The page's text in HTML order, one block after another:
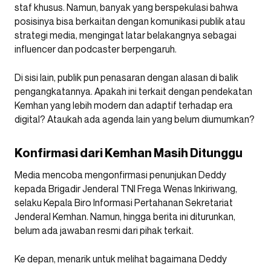
staf khusus. Namun, banyak yang berspekulasi bahwa
posisinya bisa berkaitan dengan komunikasi publik atau
strategi media, mengingat latar belakangnya sebagai
influencer dan podcaster berpengaruh.
Di sisi lain, publik pun penasaran dengan alasan di balik
pengangkatannya. Apakah ini terkait dengan pendekatan
Kemhan yang lebih modern dan adaptif terhadap era
digital? Ataukah ada agenda lain yang belum diumumkan?
Konfirmasi dari Kemhan Masih Ditunggu
Media mencoba mengonfirmasi penunjukan Deddy
kepada Brigadir Jenderal TNI Frega Wenas Inkiriwang,
selaku Kepala Biro Informasi Pertahanan Sekretariat
Jenderal Kemhan. Namun, hingga berita ini diturunkan,
belum ada jawaban resmi dari pihak terkait.
Ke depan, menarik untuk melihat bagaimana Deddy